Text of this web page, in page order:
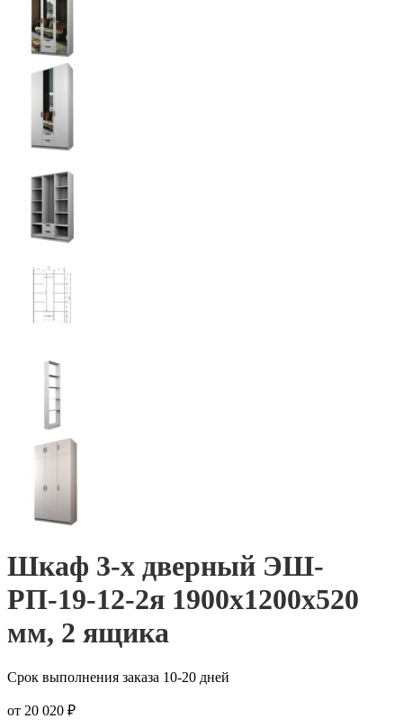
Шкаф 3-х дверный ЭШ-
РП-19-12-2я 1900x1200x520
мм, 2 ящика
Срок выполнения заказа 10-20 дней
от 20 020 ₽